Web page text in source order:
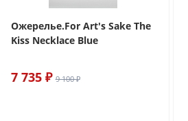
Ожерелье.For Art's Sake The
Kiss Necklace Blue
7 735 ₽ 9 100 ₽